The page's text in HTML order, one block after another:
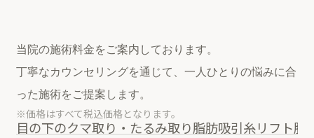
当院の施術料金をご案内しております。
丁寧なカウンセリングを通じて、一人ひとりの悩みに合
った施術をご提案します。
※価格はすべて税込価格となります。
目の下のクマ取り・たるみ取り脂肪吸引糸リフト脂